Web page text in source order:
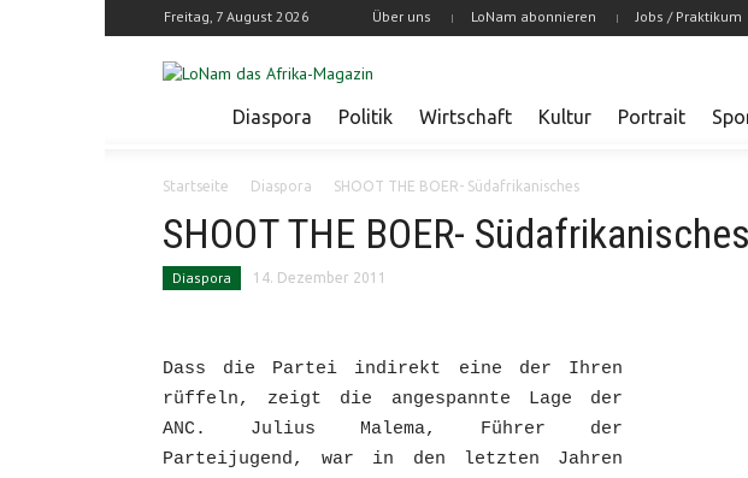
Freitag, 7 August 2026 Über uns LoNam abonnieren Jobs / Praktikum
Diaspora Politik Wirtschaft Kultur Portrait
Startseite Diaspora SHOOT THE BOER- Südafrikanisches
SHOOT THE BOER- Südafrikanisches
Diaspora 14. Dezember 2011
Dass die Partei indirekt eine der Ihren
rüffeln, zeigt die angespannte Lage der
ANC. Julius Malema, Führer der
Parteijugend, war in den letzten Jahren